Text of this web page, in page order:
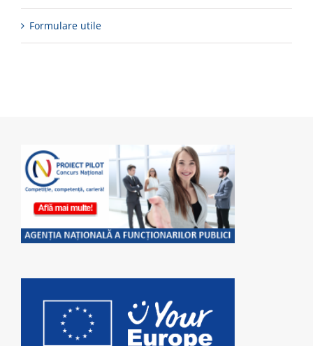
Formulare utile